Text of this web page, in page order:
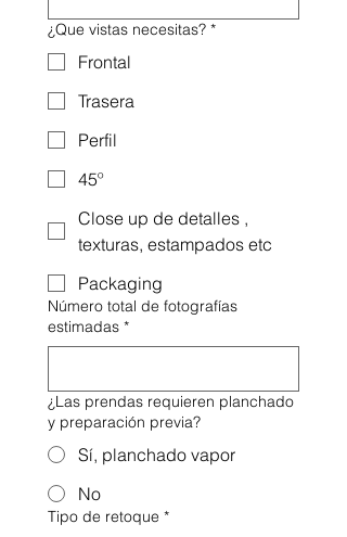
¿Que vistas necesitas? *
Frontal
Trasera
Perfil
45º
Close up de detalles ,
texturas, estampados etc
Packaging
Número total de fotografías
estimadas *
¿Las prendas requieren planchado
y preparación previa?
Sí, planchado vapor
No
Tipo de retoque *